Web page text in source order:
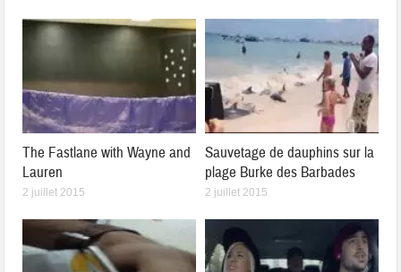
The Fastlane with Wayne and
Lauren
2 juillet 2015
Sauvetage de dauphins sur la
plage Burke des Barbades
2 juillet 2015